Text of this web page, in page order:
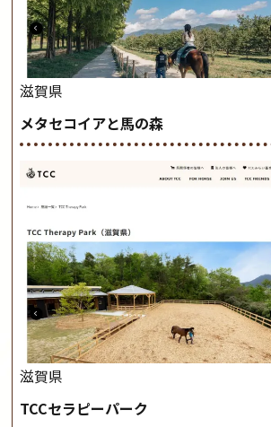
滋賀県
メタセコイアと馬の森
滋賀県
TCCセラピーパーク